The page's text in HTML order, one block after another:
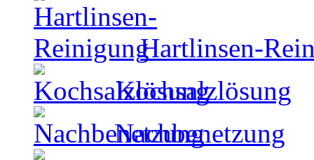
Hartlinsen-
Kochsalzlösung
Nachbenetzung